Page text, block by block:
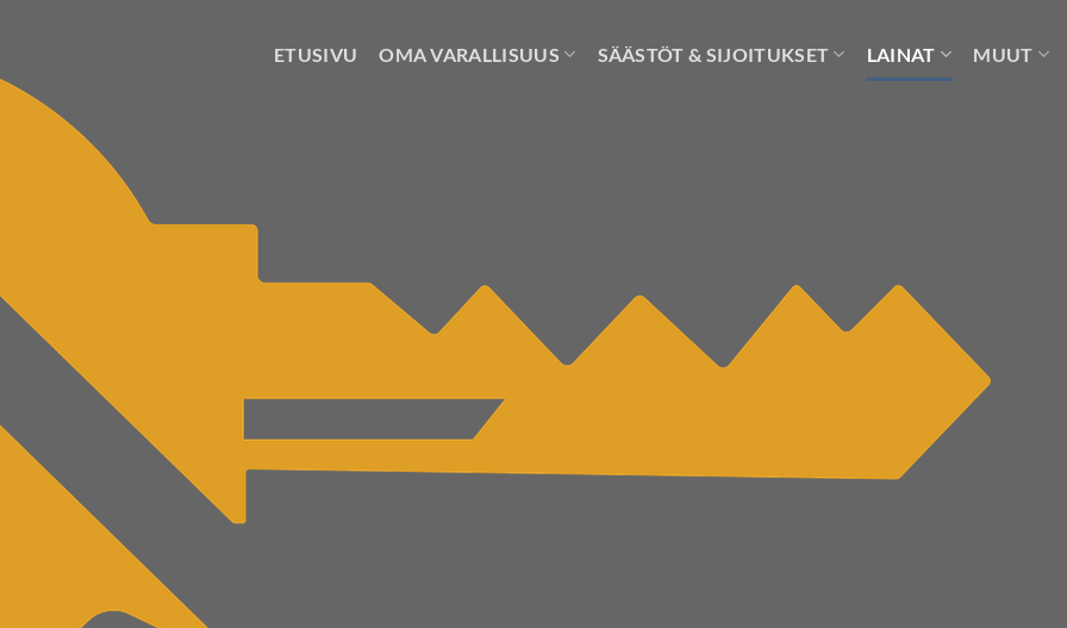
ETUSIVU OMA VARALLISUUS SÄÄSTÖT & SIJOITUKSET LAINAT MUUT